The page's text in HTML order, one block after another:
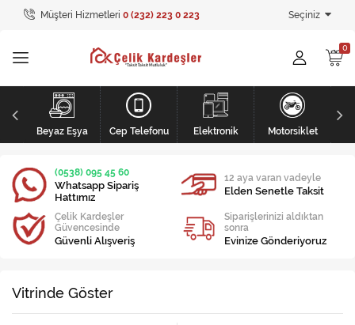
Müşteri Hizmetleri 0 (232) 223 0 223 Seçiniz
Tüm Kategoriler
Ev Tekstili
GİYİM
Kişisel Bakım
Elektronik
Beyaz Eşya Cep Telefonu Elektronik Motorsiklet
(0538) 095 45 60
Whatsapp Sipariş
Hattımız
12 aya varan vadeyle
Elden Senetle Taksit
Çelik Kardeşler
Güvencesinde
Güvenli Alışveriş
Siparişlerinizi aldıktan
sonra
Evinize Gönderiyoruz
Vitrinde Göster